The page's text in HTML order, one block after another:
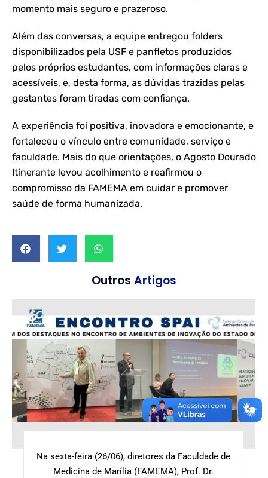
momento mais seguro e prazeroso.
Além das conversas, a equipe entregou folders
disponibilizados pela USF e panfletos produzidos
pelos próprios estudantes, com informações claras e
acessíveis, e, desta forma, as dúvidas trazidas pelas
gestantes foram tiradas com confiança.
A experiência foi positiva, inovadora e emocionante, e
fortaleceu o vínculo entre comunidade, serviço e
faculdade. Mais do que orientações, o Agosto Dourado
Itinerante levou acolhimento e reafirmou o
compromisso da FAMEMA em cuidar e promover
saúde de forma humanizada.
Outros Artigos
Na sexta-feira (26/06), diretores da Faculdade de
Medicina de Marília (FAMEMA), Prof. Dr.